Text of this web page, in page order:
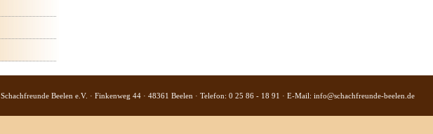
Schachfreunde Beelen e.V. · Finkenweg 44 · 48361 Beelen · Telefon: 0 25 86 - 18 91 · E-Mail: info@schachfreunde-beelen.de